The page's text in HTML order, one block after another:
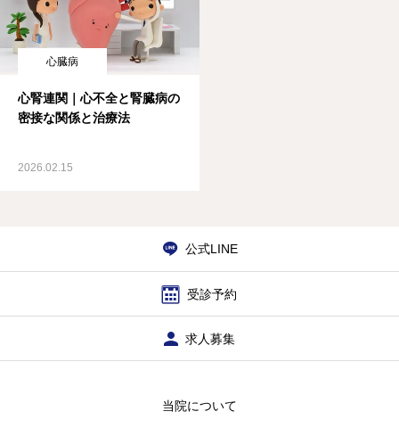
心臓病
心腎連関｜心不全と腎臓病の
密接な関係と治療法
2026.02.15
公式LINE
受診予約
求人募集
当院について
当院について
お知らせ
診療案内